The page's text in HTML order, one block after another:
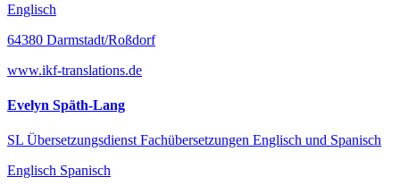
Englisch
64380 Darmstadt/Roßdorf
www.ikf-translations.de
Evelyn Späth-Lang
SL Übersetzungsdienst Fachübersetzungen Englisch und Spanisch
Englisch Spanisch